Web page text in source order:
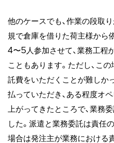
他のケースでも、作業の段取
規で倉庫を借りた荷主様から
4〜5人参加させて、業務工程
こともあります。ただし、こ
託費をいただくことが難しか
払っていただき、ある程度オ
上がってきたところで、業務
した。派遣と業務委託は責任
場合は発注主が業務における